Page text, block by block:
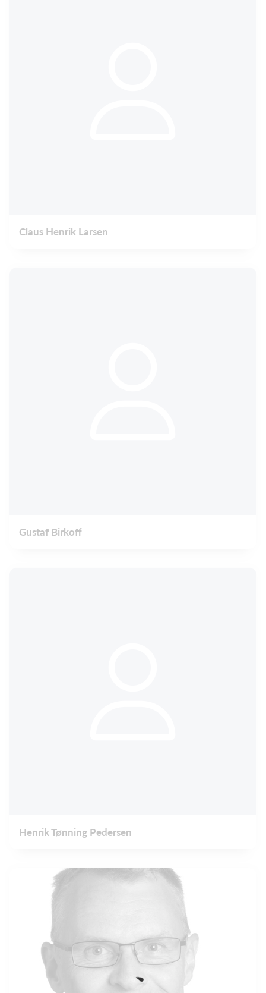
Claus Henrik Larsen
Gustaf Birkoff
Henrik Tønning Pedersen